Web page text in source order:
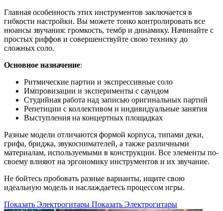
Главная особенность этих инструментов заключается в
гибкости настройки. Вы можете тонко контролировать все
нюансы звучания: громкость, тембр и динамику. Начинайте с
простых риффов и совершенствуйте свою технику до
сложных соло.
Основное назначение:
Ритмические партии и экспрессивные соло
Импровизации и эксперименты с саундом
Студийная работа над записью оригинальных партий
Репетиции с коллективом и индивидуальные занятия
Выступления на концертных площадках
Разные модели отличаются формой корпуса, типами деки,
грифа, бриджа, звукоснимателей, а также различными
материалам, используемыми в конструкции. Все элементы по-
своему влияют на эргономику инструментов и их звучание.
Не бойтесь пробовать разные варианты, ищите свою
идеальную модель и наслаждаетесь процессом игры.
Показать Электрогитары Показать Электрогитары